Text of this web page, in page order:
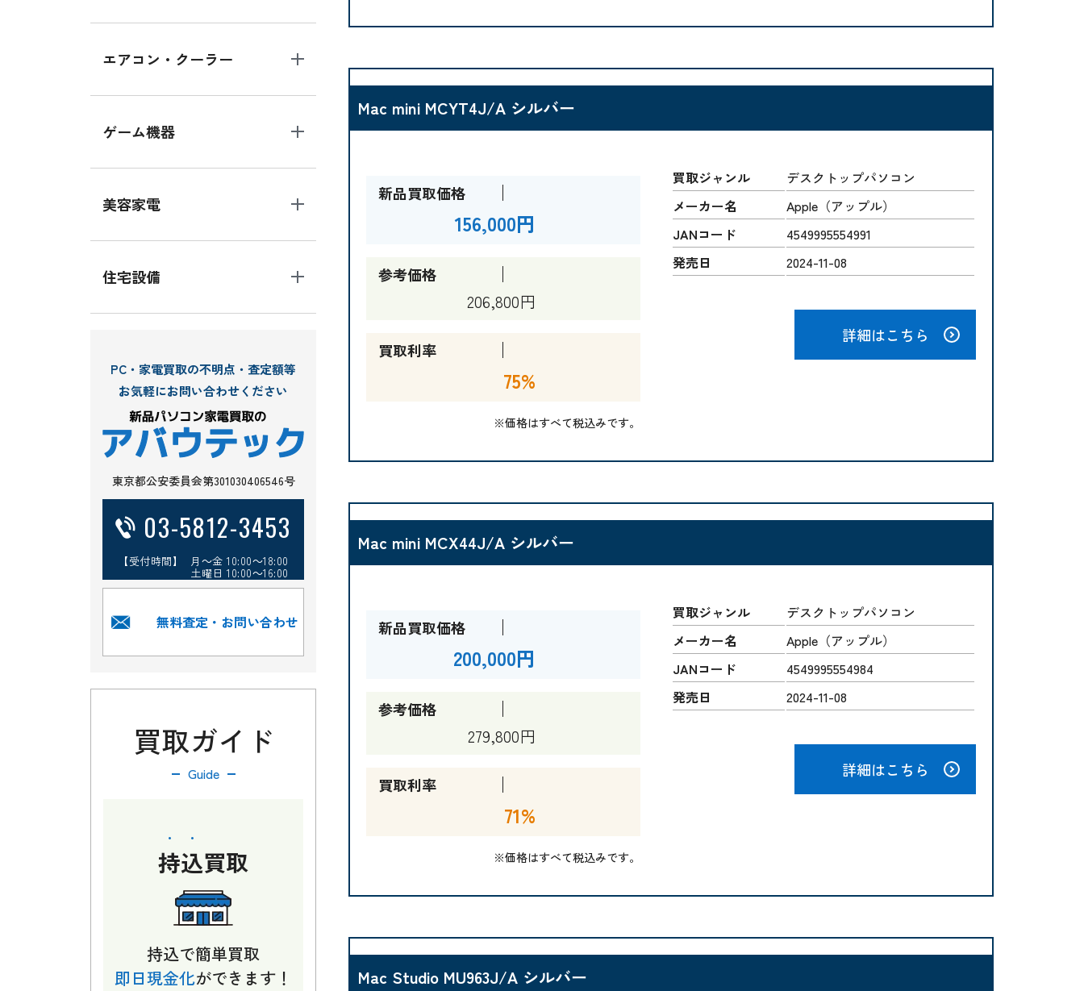
エアコン・クーラー
ゲーム機器
美容家電
住宅設備
PC・家電買取の不明点・査定額等
お気軽にお問い合わせください
東京都公安委員会第301030406546号
03-5812-3453
【受付時間】 月～金 10:00～18:00
土曜日 10:00～16:00
無料査定・お問い合わせ
買取ガイド
Guide
持込買取
持込で簡単買取
即日現金化ができます！
Mac mini MCYT4J/A シルバー
新品買取価格
156,000円
参考価格
206,800円
買取利率
75%
※価格はすべて税込みです。
買取ジャンル
デスクトップパソコン
メーカー名
Apple（アップル）
JANコード
4549995554991
発売日
2024-11-08
詳細はこちら
Mac mini MCX44J/A シルバー
新品買取価格
200,000円
参考価格
279,800円
買取利率
71%
※価格はすべて税込みです。
買取ジャンル
デスクトップパソコン
メーカー名
Apple（アップル）
JANコード
4549995554984
発売日
2024-11-08
詳細はこちら
Mac Studio MU963J/A シルバー